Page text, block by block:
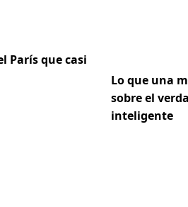
París que casi
Lo que una
sobre el
inteligente